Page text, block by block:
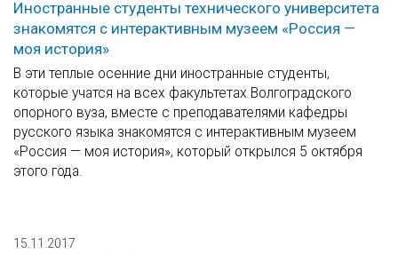
Иностранные студенты технического университета
знакомятся с интерактивным музеем «Россия —
моя история»
В эти теплые осенние дни иностранные студенты,
которые учатся на всех факультетах Волгоградского
опорного вуза, вместе с преподавателями кафедры
русского языка знакомятся с интерактивным музеем
«Россия — моя история», который открылся 5 октября
этого года.
15.11.2017